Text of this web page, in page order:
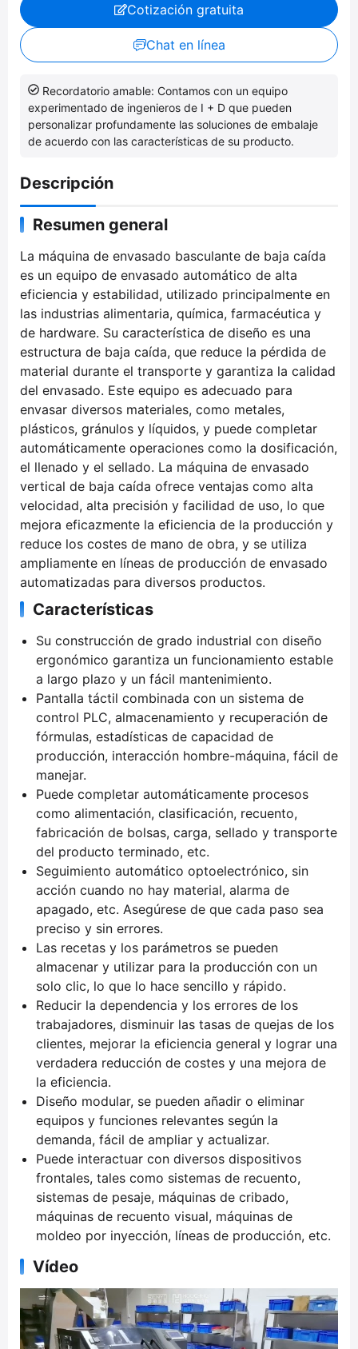
Cotización gratuita
Chat en línea
Recordatorio amable: Contamos con un equipo
experimentado de ingenieros de I + D que pueden
personalizar profundamente las soluciones de embalaje
de acuerdo con las características de su producto.
Descripción
Resumen general
La máquina de envasado basculante de baja caída
es un equipo de envasado automático de alta
eficiencia y estabilidad, utilizado principalmente en
las industrias alimentaria, química, farmacéutica y
de hardware. Su característica de diseño es una
estructura de baja caída, que reduce la pérdida de
material durante el transporte y garantiza la calidad
del envasado. Este equipo es adecuado para
envasar diversos materiales, como metales,
plásticos, gránulos y líquidos, y puede completar
automáticamente operaciones como la dosificación,
el llenado y el sellado. La máquina de envasado
vertical de baja caída ofrece ventajas como alta
velocidad, alta precisión y facilidad de uso, lo que
mejora eficazmente la eficiencia de la producción y
reduce los costes de mano de obra, y se utiliza
ampliamente en líneas de producción de envasado
automatizadas para diversos productos.
Características
Su construcción de grado industrial con diseño
ergonómico garantiza un funcionamiento estable
a largo plazo y un fácil mantenimiento.
Pantalla táctil combinada con un sistema de
control PLC, almacenamiento y recuperación de
fórmulas, estadísticas de capacidad de
producción, interacción hombre-máquina, fácil de
manejar.
Puede completar automáticamente procesos
como alimentación, clasificación, recuento,
fabricación de bolsas, carga, sellado y transporte
del producto terminado, etc.
Seguimiento automático optoelectrónico, sin
acción cuando no hay material, alarma de
apagado, etc. Asegúrese de que cada paso sea
preciso y sin errores.
Las recetas y los parámetros se pueden
almacenar y utilizar para la producción con un
solo clic, lo que lo hace sencillo y rápido.
Reducir la dependencia y los errores de los
trabajadores, disminuir las tasas de quejas de los
clientes, mejorar la eficiencia general y lograr una
verdadera reducción de costes y una mejora de
la eficiencia.
Diseño modular, se pueden añadir o eliminar
equipos y funciones relevantes según la
demanda, fácil de ampliar y actualizar.
Puede interactuar con diversos dispositivos
frontales, tales como sistemas de recuento,
sistemas de pesaje, máquinas de cribado,
máquinas de recuento visual, máquinas de
moldeo por inyección, líneas de producción, etc.
Vídeo